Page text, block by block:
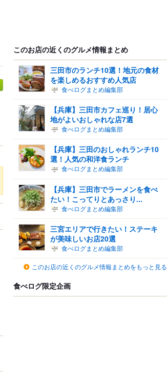
このお店の近くのグルメ情報まとめ
三田市のランチ10選！地元の食材
を楽しめるおすすめ人気店
食べログまとめ編集部
【兵庫】三田市カフェ巡り！居心
地がよいおしゃれな店7選
食べログまとめ編集部
【兵庫】三田のおしゃれランチ10
選！人気の和洋食ランチ
食べログまとめ編集部
【兵庫】三田市でラーメンを食べ
たい！こってりとあっさり...
食べログまとめ編集部
三宮エリアで行きたい！ステーキ
が美味しいお店20選
食べログまとめ編集部
このお店の近くのグルメ情報まとめをもっと見る
食べログ限定企画